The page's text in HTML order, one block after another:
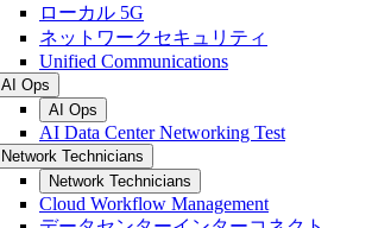
ローカル 5G
ネットワークセキュリティ
Unified Communications
AI Ops
AI Ops
AI Data Center Networking Test
Network Technicians
Network Technicians
Cloud Workflow Management